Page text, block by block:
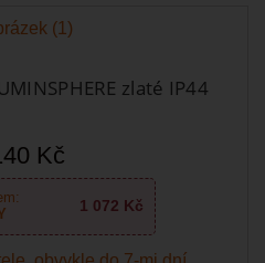
zlaté IP44
Kč
1 072 Kč